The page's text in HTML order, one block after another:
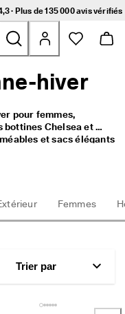
Plus de 135 000avis vérifiés
hiver
pour femmes,
bottines Chelsea et
et sacs élégants
Femmes
Trier par